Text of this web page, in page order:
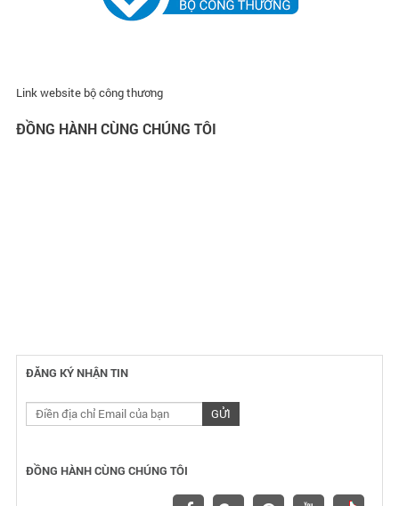
Link website bộ công thương
ĐỒNG HÀNH CÙNG CHÚNG TÔI
ĐĂNG KÝ NHẬN TIN
ĐỒNG HÀNH CÙNG CHÚNG TÔI